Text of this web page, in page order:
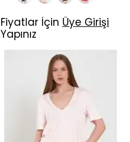
Fiyatlar İçin Üye Girişi
Yapınız